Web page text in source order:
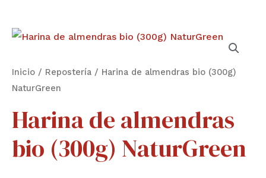
Inicio / Repostería / Harina de almendras bio (300g)
NaturGreen
Harina de almendras
bio (300g) NaturGreen
Harina
almendras
bio
NaturGreen
cantidad